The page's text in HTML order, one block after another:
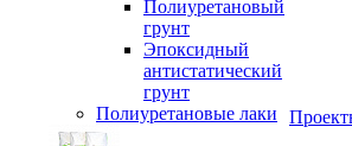
Полиуретановый
грунт
Эпоксидный
антистатический
грунт
Полиуретановые лаки